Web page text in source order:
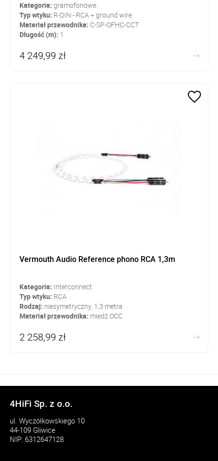
Kategoria: gramofonowe
Typ wtyku: R-DIN - RCA + ground wire
Materiał przewodnika: C-SP-OFHC-CCT
Długość (m): 1
4 249,99 zł
Vermouth Audio Reference phono RCA 1,3m
Kategoria: Interconnect
Typ wtyku: RCA
Rodzaj: niesymetryczny, 1,3 metra
Materiał przewodnika: miedź OCC
2 258,99 zł
4HiFi Sp. z o.o.
ul. Wyczółkowskiego 10
44-109 Gliwice
NIP: 6312647128